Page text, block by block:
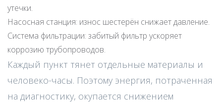
утечки.
Насосная станция: износ шестерён снижает давление.
Система фильтрации: забитый фильтр ускоряет
коррозию трубопроводов.
Каждый пункт тянет отдельные материалы и
человеко-часы. Поэтому энергия, потраченная
на диагностику, окупается снижением